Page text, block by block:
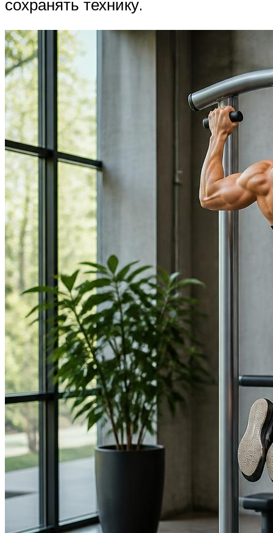
сохранять технику.